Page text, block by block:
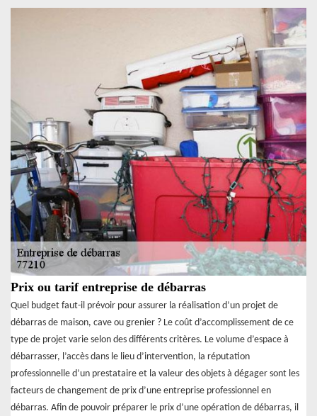
Prix ou tarif entreprise de débarras
Quel budget faut-il prévoir pour assurer la réalisation d’un projet de
débarras de maison, cave ou grenier ? Le coût d’accomplissement de ce
type de projet varie selon des différents critères. Le volume d’espace à
débarrasser, l’accès dans le lieu d’intervention, la réputation
professionnelle d’un prestataire et la valeur des objets à dégager sont les
facteurs de changement de prix d’une entreprise professionnel en
débarras. Afin de pouvoir préparer le prix d’une opération de débarras, il